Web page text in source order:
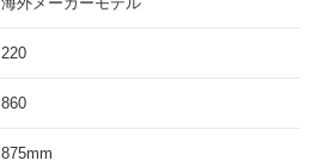
220
860
875mm